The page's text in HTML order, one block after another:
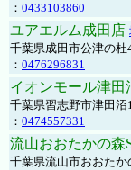
： 0433103860
ユアエルム成田店
千葉県成田市公津の
： 0476296831
イオンモール津田
千葉県習志野市津田
： 0474557331
流山おおたかの森
千葉県流山市おおたか